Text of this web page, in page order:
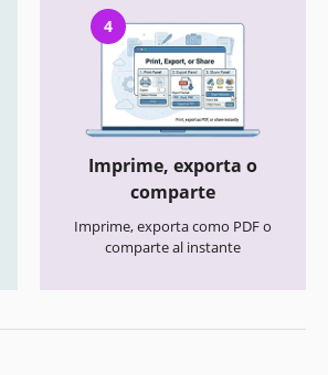
4
Imprime, exporta o
comparte
Imprime, exporta como PDF o
comparte al instante